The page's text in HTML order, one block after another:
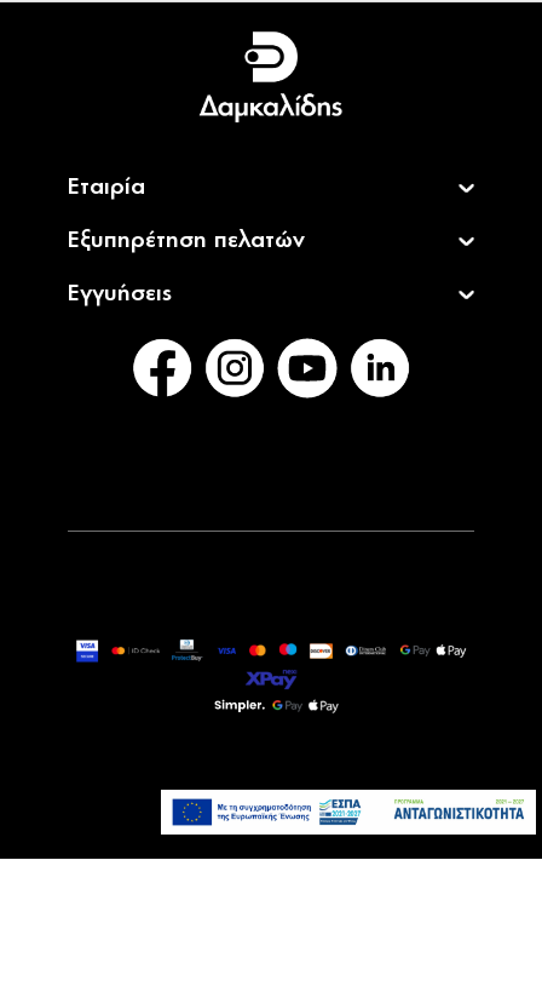
Προσθήκη στο καλάθι
Ελληνικά
English
Εταιρία
Εξυπηρέτηση πελατών
Εγγυήσεις